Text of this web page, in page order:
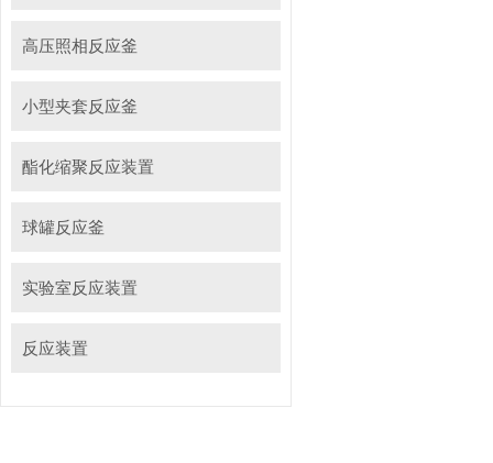
高压照相反应釜
小型夹套反应釜
酯化缩聚反应装置
球罐反应釜
实验室反应装置
反应装置